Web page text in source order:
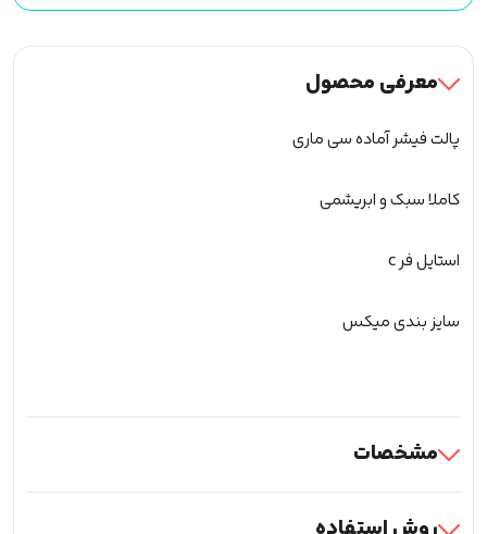
(کد
01)
عددمعرفی محصول
پالت فیشر آماده سی ماری
کاملا سبک و ابریشمی
استایل فر c
سایز بندی میکس
مشخصات